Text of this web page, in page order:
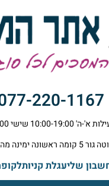
220-1167
19:00 שישי 10:00-14:00
מהמעלית עד הסוף
שליעגלת קניות